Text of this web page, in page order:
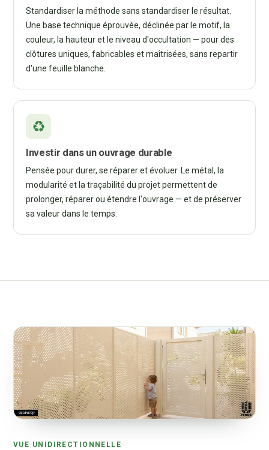
Standardiser la méthode sans standardiser le résultat.
Une base technique éprouvée, déclinée par le motif, la
couleur, la hauteur et le niveau d'occultation — pour des
clôtures uniques, fabricables et maîtrisées, sans repartir
d'une feuille blanche.
Investir dans un ouvrage durable
Pensée pour durer, se réparer et évoluer. Le métal, la
modularité et la traçabilité du projet permettent de
prolonger, réparer ou étendre l'ouvrage — et de préserver
sa valeur dans le temps.
VUE UNIDIRECTIONNELLE